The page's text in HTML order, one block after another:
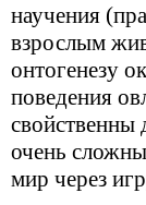
научения
взрослым
онтогенезу
поведения
свойственны
очень
мир через